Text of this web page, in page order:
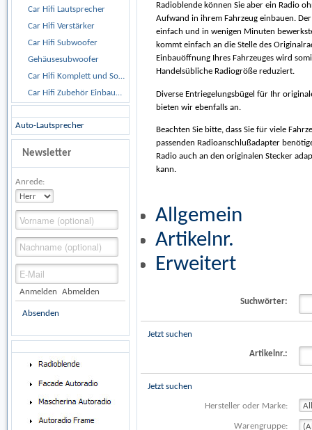
Car Hifi Lautsprecher
Car Hifi Verstärker
Car Hifi Subwoofer
Gehäusesubwoofer
Car Hifi Komplett und Sonderangebote
Car Hifi Zubehör Einbaumaterial
Auto-Lautsprecher
Newsletter
Anrede:
Anmelden Abmelden
Absenden
Radioblende können Sie aber ein Radio
Aufwand in ihrem Fahrzeug einbauen.
einfach und in wenigen Minuten
kommt einfach an die Stelle des
Einbauöffnung Ihres Fahrzeuges wird
Handelsübliche Radiogröße reduziert.
Diverse Entriegelungsbügel für Ihr
bieten wir ebenfalls an.
Beachten Sie bitte, dass Sie für viele
passenden Radioanschlußadapter
Radio auch an den originalen Stecker
kann.
Allgemein
Artikelnr.
Erweitert
Suchwörter:
Jetzt suchen
Artikelnr.:
Jetzt suchen
Hersteller oder Marke:
Warengruppe: